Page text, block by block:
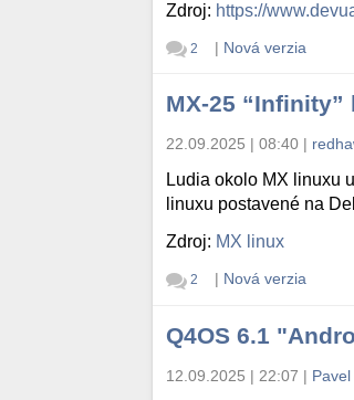
Zdroj: https://
2 | Nová verzia
MX-25 “Infinity”
22.09.2025 | 08:40 |
Ludia okolo MX linuxu
linuxu postavené na
Zdroj: MX linux
2 | Nová verzia
Q4OS 6.1
12.09.2025 | 22:07 | Pavel